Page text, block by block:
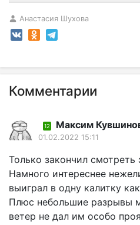
Анастасия Шухова
Комментарии
12 Максим
01.02.2022 15:11
Только закончил смотреть
Намного интереснее
выиграл в одну калитку
Плюс небольшие разрывы
ветер не дал им особо